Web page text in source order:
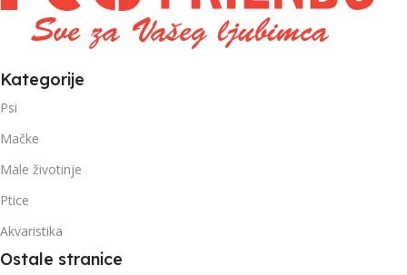
Kategorije
Psi
Mačke
Male životinje
Ptice
Akvaristika
Ostale stranice